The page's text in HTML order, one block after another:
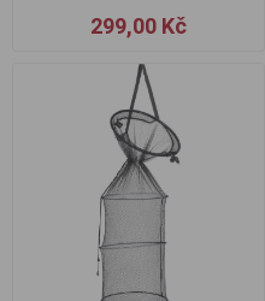
299,00 Kč